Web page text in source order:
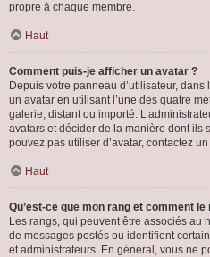
propre à chaque membre.
Haut
Comment puis-je afficher un avatar ?
Depuis votre panneau d’utilisateur,
un avatar en utilisant l’une des quatre
galerie, distant ou importé.
avatars et décider de la manière dont ils
pouvez pas utiliser d’avatar, contactez
Haut
Qu’est-ce que mon rang et comment le
Les rangs, qui peuvent être associés au
de messages postés ou identifient
et administrateurs. En général, vous ne